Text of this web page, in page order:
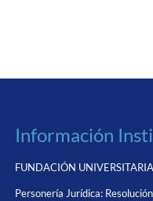
Información
FUNDACIÓN
Personería Jurídica: